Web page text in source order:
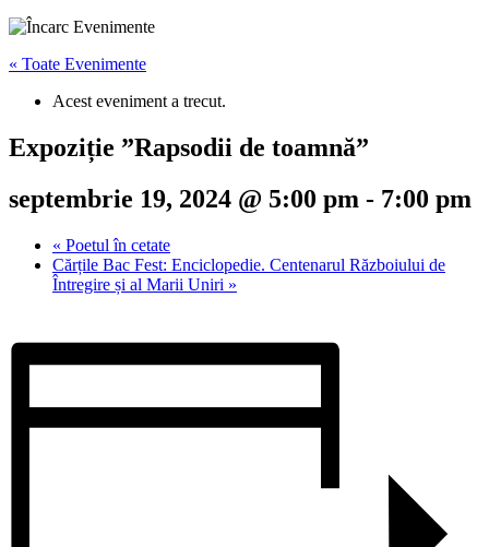
« Toate Evenimente
Acest eveniment a trecut.
Expoziție ”Rapsodii de toamnă”
septembrie 19, 2024 @ 5:00 pm - 7:00 pm
« Poetul în cetate
Cărțile Bac Fest: Enciclopedie. Centenarul Războiului de
Întregire și al Marii Uniri »